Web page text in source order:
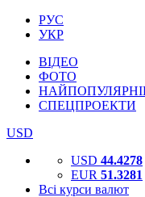
РУС
УКР
ВІДЕО
ФОТО
СПЕЦПРОЕКТИ
USD
USD 44.4278
EUR 51.3281
Всі курси валют